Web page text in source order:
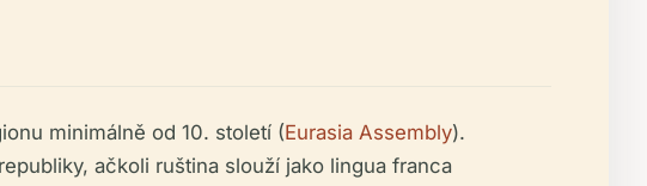
minimálně od 10. století (Eurasia Assembly).
ačkoli ruština slouží jako lingua franca